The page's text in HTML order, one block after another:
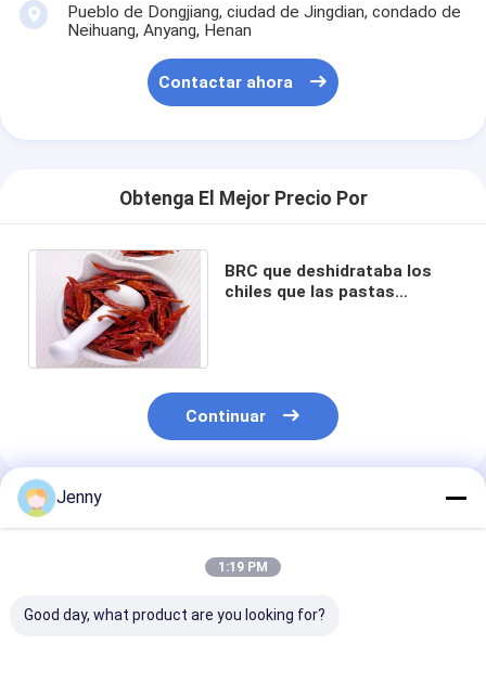
Pueblo de Dongjiang, ciudad de Jingdian, condado de
Neihuang, Anyang, Henan
Contactar ahora
Obtenga El Mejor Precio Por
BRC que deshidrataba los
chiles que las pastas
Continuar
Productos Recomendados
Jenny
1:19 PM
Good day, what product are you looking for?